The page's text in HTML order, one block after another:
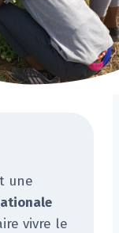
une
vivre le